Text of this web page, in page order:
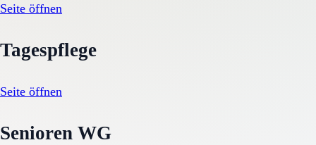
Seite öffnen
Tagespflege
Seite öffnen
Senioren WG